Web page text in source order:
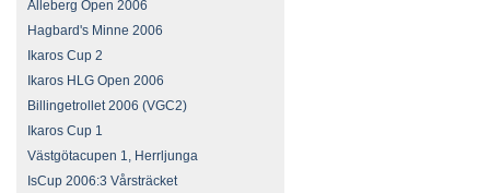
Ålleberg Open 2006
Hagbard's Minne 2006
Ikaros Cup 2
Ikaros HLG Open 2006
Billingetrollet 2006 (VGC2)
Ikaros Cup 1
Västgötacupen 1, Herrljunga
IsCup 2006:3 Vårsträcket